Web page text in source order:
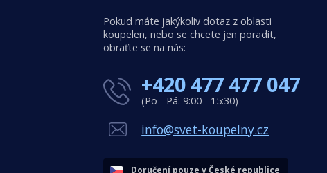
Pokud máte jakýkoliv dotaz z oblasti
koupelen, nebo se chcete jen poradit,
obraťte se na nás:
+420 477 477 047
(Po - Pá: 9:00 - 15:30)
info@svet-koupelny.cz
Doručení pouze v České republice